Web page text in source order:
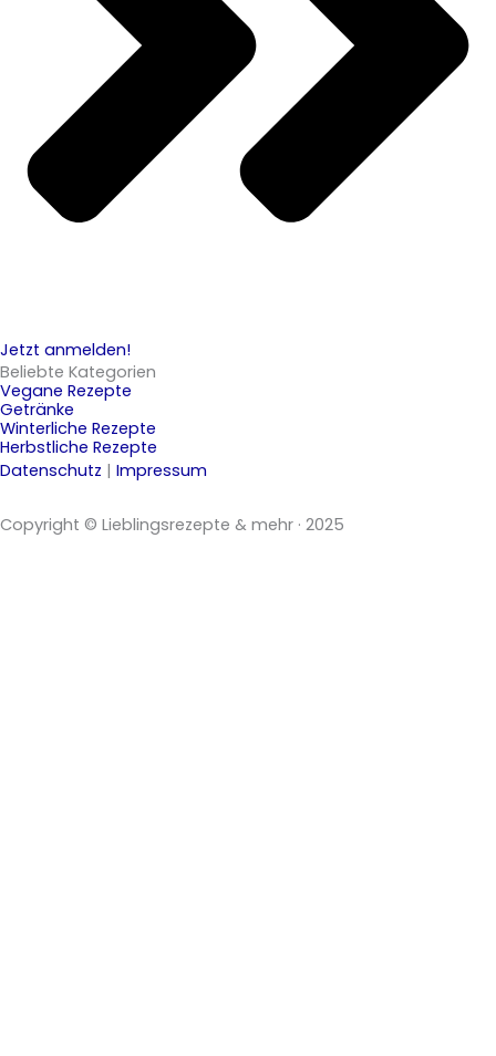
Jetzt anmelden!
Beliebte Kategorien
Vegane Rezepte
Getränke
Winterliche Rezepte
Herbstliche Rezepte
Datenschutz | Impressum
Copyright © Lieblingsrezepte & mehr · 2025